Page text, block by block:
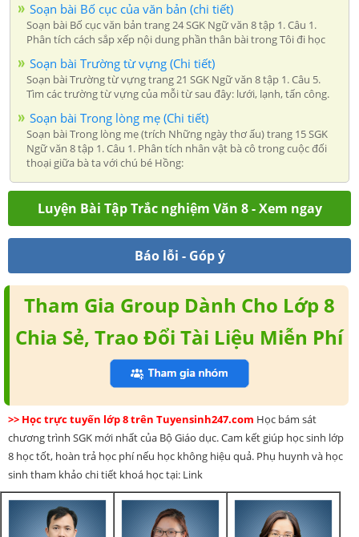
Soạn bài Bố cục của văn bản (chi tiết)
Soạn bài Bố cục văn bản trang 24 SGK Ngữ văn 8 tập 1. Câu 1.
Phân tích cách sắp xếp nội dung phần thân bài trong Tôi đi học
Soạn bài Trường từ vựng (Chi tiết)
Soạn bài Trường từ vựng trang 21 SGK Ngữ văn 8 tập 1. Câu 5.
Tìm các trường từ vựng của mỗi từ sau đây: lưới, lạnh, tấn công.
Soạn bài Trong lòng mẹ (Chi tiết)
Soạn bài Trong lòng mẹ (trích Những ngày thơ ấu) trang 15 SGK
Ngữ văn 8 tập 1. Câu 1. Phân tích nhân vật bà cô trong cuộc đối
thoại giữa bà ta với chú bé Hồng:
Luyện Bài Tập Trắc nghiệm Văn 8 - Xem ngay
Báo lỗi - Góp ý
Tham Gia Group Dành Cho Lớp 8
Chia Sẻ, Trao Đổi Tài Liệu Miễn Phí
>> Học trực tuyến lớp 8 trên Tuyensinh247.com Học bám sát
chương trình SGK mới nhất của Bộ Giáo dục. Cam kết giúp học sinh lớp
8 học tốt, hoàn trả học phí nếu học không hiệu quả. Phụ huynh và học
sinh tham khảo chi tiết khoá học tại: Link